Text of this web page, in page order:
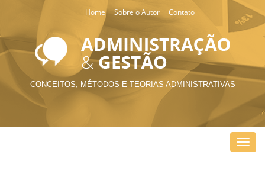
Home Sobre o Autor Contato
CONCEITOS, MÉTODOS E TEORIAS ADMINISTRATIVAS